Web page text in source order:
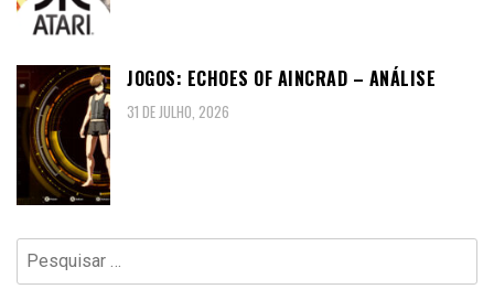
JOGOS: ECHOES OF AINCRAD – ANÁLISE
31 DE JULHO, 2026
Pesquisar
por: